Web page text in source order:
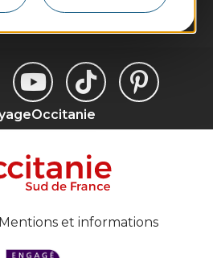
Mentions et informations